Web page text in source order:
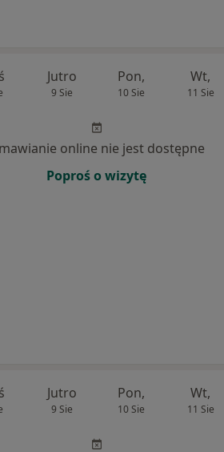
Jutro
9 Sie
Pon,
10 Sie
Wt,
11 Sie
online nie jest dostępne
Poproś o wizytę
Jutro
9 Sie
Pon,
10 Sie
Wt,
11 Sie